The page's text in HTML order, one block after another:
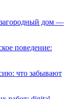
дом —
поведение:
что забывают